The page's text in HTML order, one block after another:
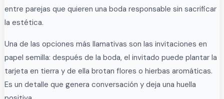
entre parejas que quieren una boda responsable sin sacrificar
la estética.
Una de las opciones más llamativas son las invitaciones en
papel semilla: después de la boda, el invitado puede plantar la
tarjeta en tierra y de ella brotan flores o hierbas aromáticas.
Es un detalle que genera conversación y deja una huella